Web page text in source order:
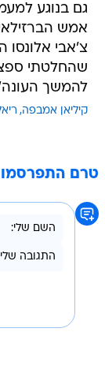
גם בנוגע
אמש
צ'אבי אלונסו
שהחלטתי
להמשך
קיליאן אמבפה
טרם התפרסמו